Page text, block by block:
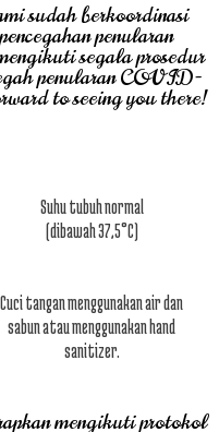
sudah berkoordinasi
penularan
segala prosedur
penularan COVID-
to seeing you there!
Suhu tubuh normal
(dibawah 37,5°C)
Cuci tangan menggunakan air dan
sabun atau menggunakan hand
sanitizer.
mengikuti protokol